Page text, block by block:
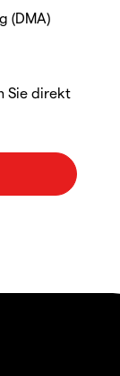
(DMA)
Sie direkt